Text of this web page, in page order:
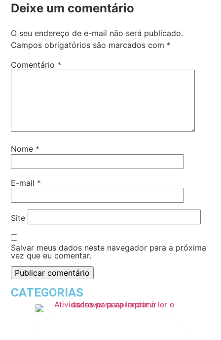
Deixe um comentário
O seu endereço de e-mail não será publicado.
Campos obrigatórios são marcados com *
Comentário *
Nome *
E-mail *
Site
Salvar meus dados neste navegador para a próxima
vez que eu comentar.
CATEGORIAS